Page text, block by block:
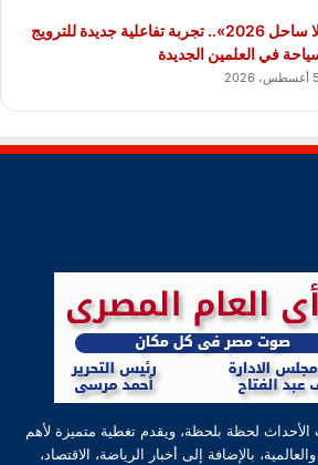
«يلا ساحل 2026».. تجربة تفاعلية جديدة للترويج
في العلمين الجديدة
5 أغسطس، 2026
لحظة بلحظة، ويقدم تغطية متميزة لأهم
بالإضافة إلى أخبار الرياضة، الاقتصاد،